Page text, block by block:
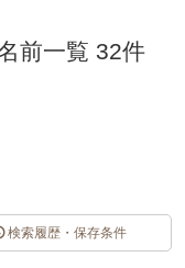
前一覧 32件
検索履歴・保存条件